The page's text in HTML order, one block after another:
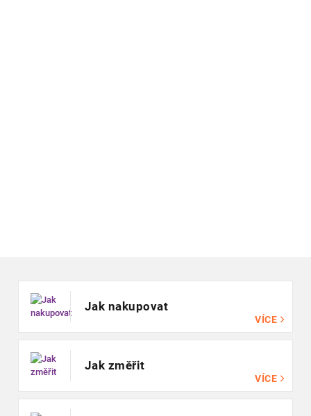
Jak nakupovat
VÍCE
Jak změřit
VÍCE